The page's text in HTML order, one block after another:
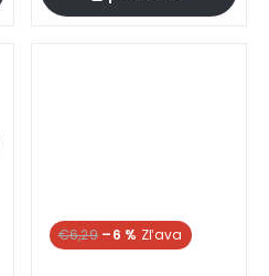
€6,29 –6 %